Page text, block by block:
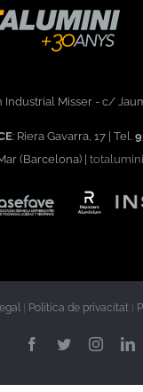
Industrial Misser - c/
: Riera Gavarra, 17 | Tel.
(Barcelona) |
| Política de privacitat |
Facebook
Twitter